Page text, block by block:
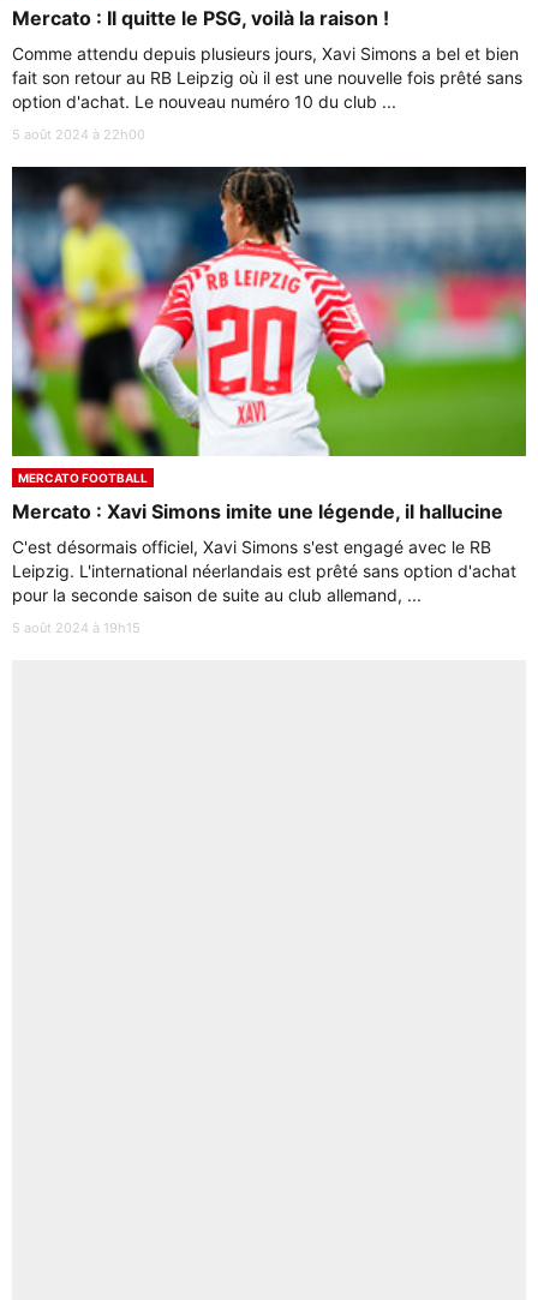
Mercato : Il quitte le PSG, voilà la raison !
Comme attendu depuis plusieurs jours, Xavi Simons a bel et bien
fait son retour au RB Leipzig où il est une nouvelle fois prêté sans
option d'achat. Le nouveau numéro 10 du club ...
5 août 2024 à 22h00
MERCATO FOOTBALL
Mercato : Xavi Simons imite une légende, il hallucine
C'est désormais officiel, Xavi Simons s'est engagé avec le RB
Leipzig. L'international néerlandais est prêté sans option d'achat
pour la seconde saison de suite au club allemand, ...
5 août 2024 à 19h15